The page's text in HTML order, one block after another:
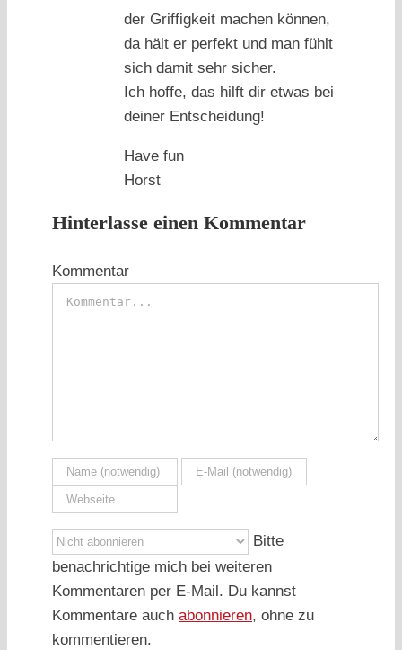
der Griffigkeit machen können,
da hält er perfekt und man fühlt
sich damit sehr sicher.
Ich hoffe, das hilft dir etwas bei
deiner Entscheidung!
Have fun
Horst
Hinterlasse einen Kommentar
Kommentar
Bitte
benachrichtige mich bei weiteren
Kommentaren per E-Mail. Du kannst
Kommentare auch abonnieren, ohne zu
kommentieren.